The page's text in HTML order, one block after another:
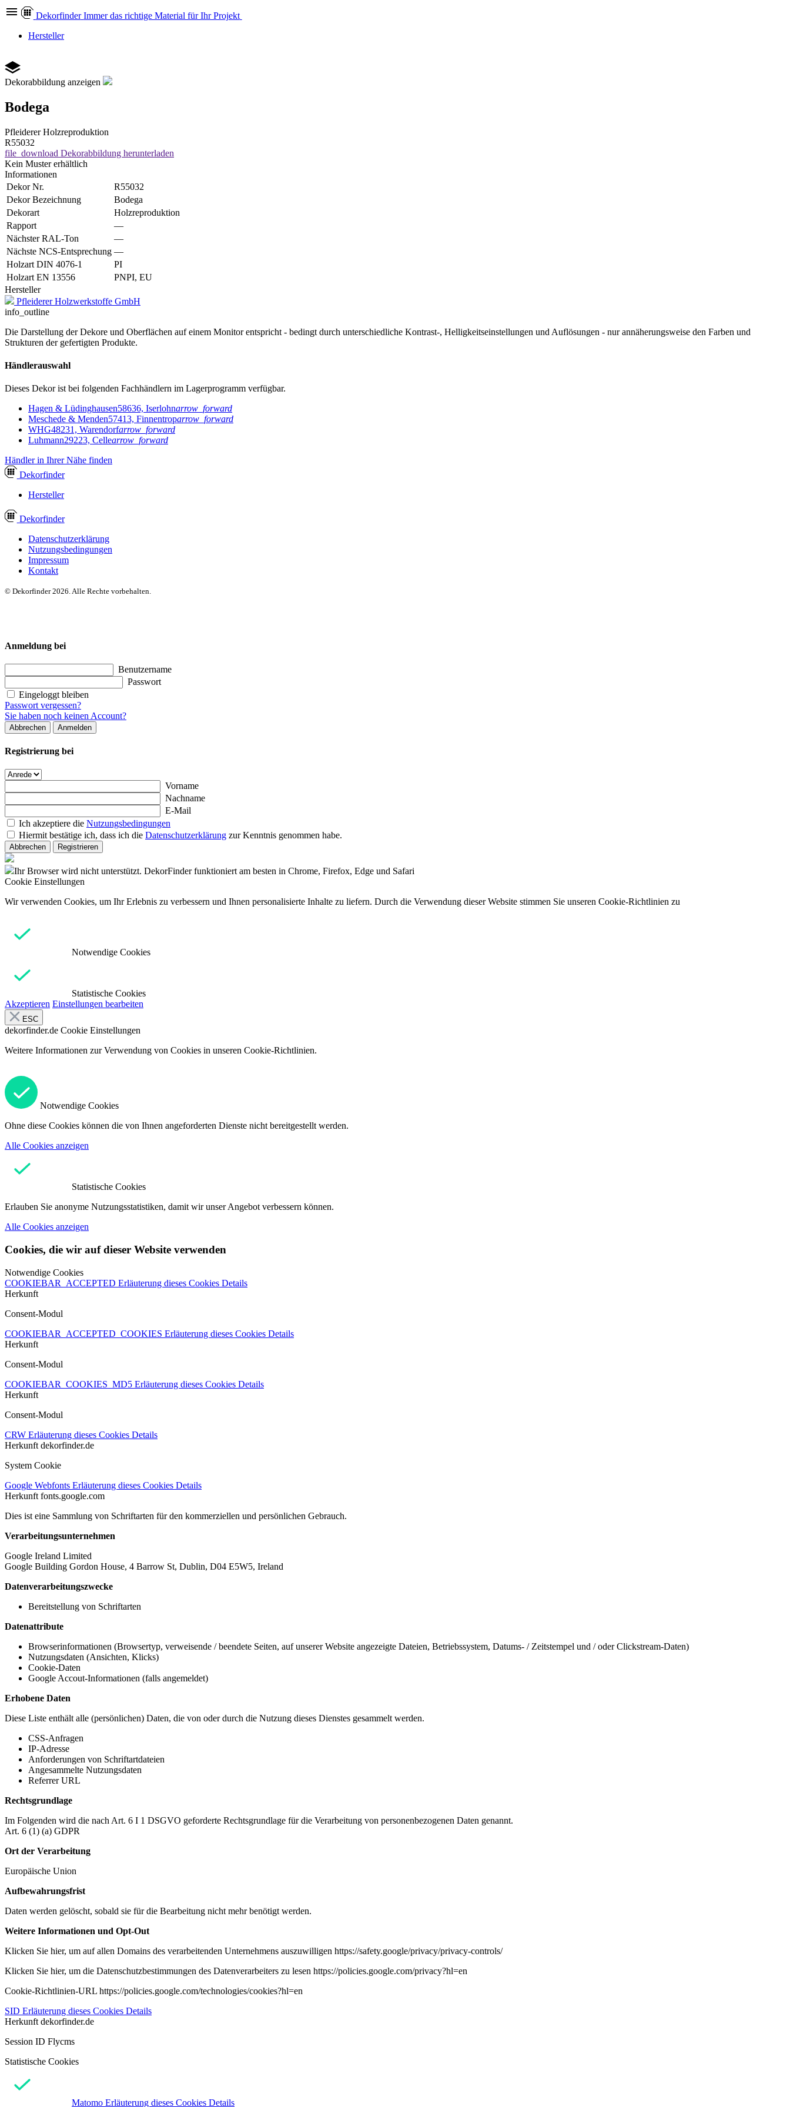
Dekorfinder Immer das richtige Material für Ihr Projekt
Hersteller
Dekorabbildung anzeigen
Bodega
Pfleiderer Holzreproduktion
R55032
file_download Dekorabbildung herunterladen
Kein Muster erhältlich
Informationen
Dekor Nr.
R55032
Dekor Bezeichnung
Bodega
Dekorart
Holzreproduktion
Rapport
—
Nächster RAL-Ton
—
Nächste NCS-Entsprechung —
Holzart DIN 4076-1
PI
Holzart EN 13556
PNPI, EU
Hersteller
Pfleiderer Holzwerkstoffe GmbH
info_outline
Die Darstellung der Dekore und Oberflächen auf einem Monitor entspricht - bedingt durch unterschiedliche Kontrast-, Helligkeitseinstellungen und Auflösungen - nur annäherungsweise den Farben und
Strukturen der gefertigten Produkte.
Händlerauswahl
Dieses Dekor ist bei folgenden Fachhändlern im Lagerprogramm verfügbar.
Hagen & Lüdinghausen58636, Iserlohnarrow_forward
Meschede & Menden57413, Finnentroparrow_forward
WHG48231, Warendorfarrow_forward
Luhmann29223, Cellearrow_forward
Händler in Ihrer Nähe finden
Dekorfinder
Hersteller
Dekorfinder
Datenschutzerklärung
Nutzungsbedingungen
Impressum
Kontakt
© Dekorfinder 2026. Alle Rechte vorbehalten.
Anmeldung bei
Benutzername
Passwort
Eingeloggt bleiben
Passwort vergessen?
Sie haben noch keinen Account?
Abbrechen Anmelden
Registrierung bei
Vorname
Nachname
E-Mail
Ich akzeptiere die Nutzungsbedingungen
Hiermit bestätige ich, dass ich die Datenschutzerklärung zur Kenntnis genommen habe.
Abbrechen Registrieren
Ihr Browser wird nicht unterstützt. DekorFinder funktioniert am besten in Chrome, Firefox, Edge und Safari
Cookie Einstellungen
Wir verwenden Cookies, um Ihr Erlebnis zu verbessern und Ihnen personalisierte Inhalte zu liefern. Durch die Verwendung dieser Website stimmen Sie unseren Cookie-Richtlinien zu
Notwendige Cookies
Statistische Cookies
Akzeptieren Einstellungen bearbeiten
ESC
dekorfinder.de Cookie Einstellungen
Weitere Informationen zur Verwendung von Cookies in unseren Cookie-Richtlinien.
Notwendige Cookies
Ohne diese Cookies können die von Ihnen angeforderten Dienste nicht bereitgestellt werden.
Alle Cookies anzeigen
Statistische Cookies
Erlauben Sie anonyme Nutzungsstatistiken, damit wir unser Angebot verbessern können.
Alle Cookies anzeigen
Cookies, die wir auf dieser Website verwenden
Notwendige Cookies
COOKIEBAR_ACCEPTED Erläuterung dieses Cookies Details
Herkunft
Consent-Modul
COOKIEBAR_ACCEPTED_COOKIES Erläuterung dieses Cookies Details
Herkunft
Consent-Modul
COOKIEBAR_COOKIES_MD5 Erläuterung dieses Cookies Details
Herkunft
Consent-Modul
CRW Erläuterung dieses Cookies Details
Herkunft dekorfinder.de
System Cookie
Google Webfonts Erläuterung dieses Cookies Details
Herkunft fonts.google.com
Dies ist eine Sammlung von Schriftarten für den kommerziellen und persönlichen Gebrauch.
Verarbeitungsunternehmen
Google Ireland Limited
Google Building Gordon House, 4 Barrow St, Dublin, D04 E5W5, Ireland
Datenverarbeitungszwecke
Bereitstellung von Schriftarten
Datenattribute
Browserinformationen (Browsertyp, verweisende / beendete Seiten, auf unserer Website angezeigte Dateien, Betriebssystem, Datums- / Zeitstempel und / oder Clickstream-Daten)
Nutzungsdaten (Ansichten, Klicks)
Cookie-Daten
Google Accout-Informationen (falls angemeldet)
Erhobene Daten
Diese Liste enthält alle (persönlichen) Daten, die von oder durch die Nutzung dieses Dienstes gesammelt werden.
CSS-Anfragen
IP-Adresse
Anforderungen von Schriftartdateien
Angesammelte Nutzungsdaten
Referrer URL
Rechtsgrundlage
Im Folgenden wird die nach Art. 6 I 1 DSGVO geforderte Rechtsgrundlage für die Verarbeitung von personenbezogenen Daten genannt.
Art. 6 (1) (a) GDPR
Ort der Verarbeitung
Europäische Union
Aufbewahrungsfrist
Daten werden gelöscht, sobald sie für die Bearbeitung nicht mehr benötigt werden.
Weitere Informationen und Opt-Out
Klicken Sie hier, um auf allen Domains des verarbeitenden Unternehmens auszuwilligen https://safety.google/privacy/privacy-controls/
Klicken Sie hier, um die Datenschutzbestimmungen des Datenverarbeiters zu lesen https://policies.google.com/privacy?hl=en
Cookie-Richtlinien-URL https://policies.google.com/technologies/cookies?hl=en
SID Erläuterung dieses Cookies Details
Herkunft dekorfinder.de
Session ID Flycms
Statistische Cookies
Matomo Erläuterung dieses Cookies Details